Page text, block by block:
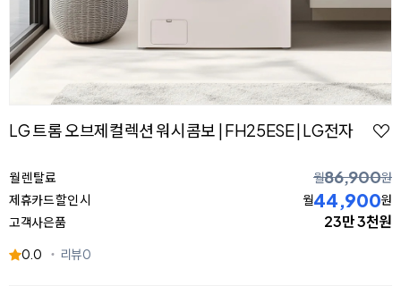
LG 트롬 오브제컬렉션 워시콤보 | FH25ESE | LG전자
월 렌탈료 월86,900원
제휴카드 할인 시
월44,900원
고객사은품
23만 3천원
0.0 리뷰0